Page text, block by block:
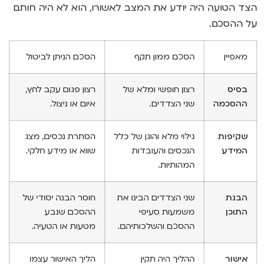
הצד הטועה היה יודע את המצב לאשורו, הוא לא היה חותם
על ההסכם.
מאפיין הסכם ממון תקף הסכם הניתן לביטול
בסיס
ההסכמה
רצון חופשי ומלא של
שני הצדדים.
רצון פגום עקב לחץ,
איום או ניצול.
שקיפות
המידע
גילוי מלא והוגן של כלל
הנכסים והעובדות
המהותיות.
הסתרת נכסים, מצג
שווא או מידע חלקי.
הבנת
התוכן
שני הצדדים הבינו את
משמעות סעיפי
ההסכם והשלכותיהם.
חוסר הבנה יסודי של
ההסכם שנבע
מטעות או הטעיה.
אישור
ההליך היה תקין
הליך האישור עצמו